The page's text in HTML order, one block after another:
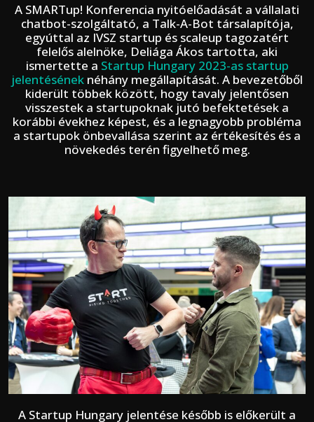
A SMARTup! Konferencia nyitóelőadását a vállalati
chatbot-szolgáltató, a Talk-A-Bot társalapítója,
egyúttal az IVSZ startup és scaleup tagozatért
felelős alelnöke, Deliága Ákos tartotta, aki
ismertette a Startup Hungary 2023-as startup
jelentésének néhány megállapítását. A bevezetőből
kiderült többek között, hogy tavaly jelentősen
visszestek a startupoknak jutó befektetések a
korábbi évekhez képest, és a legnagyobb probléma
a startupok önbevallása szerint az értékesítés és a
növekedés terén figyelhető meg.
A Startup Hungary jelentése később is előkerült a